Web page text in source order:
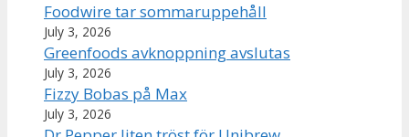
Foodwire tar sommaruppehåll
July 3, 2026
Greenfoods avknoppning avslutas
July 3, 2026
Fizzy Bobas på Max
July 3, 2026